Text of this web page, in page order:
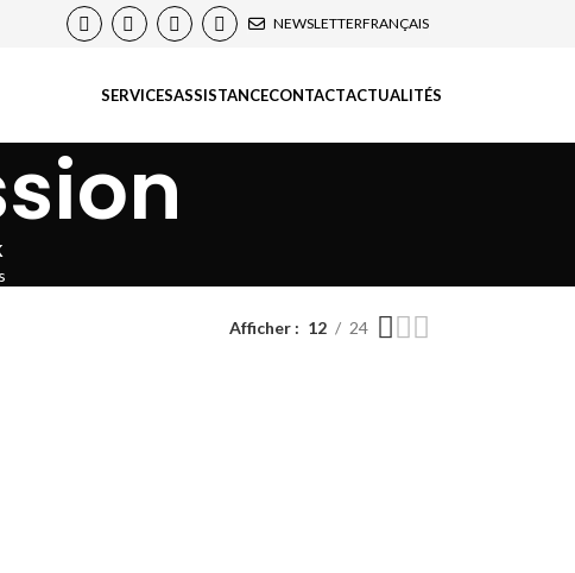
NEWSLETTERFRANÇAIS
SERVICESASSISTANCECONTACTACTUALITÉS
Afficher 12 24